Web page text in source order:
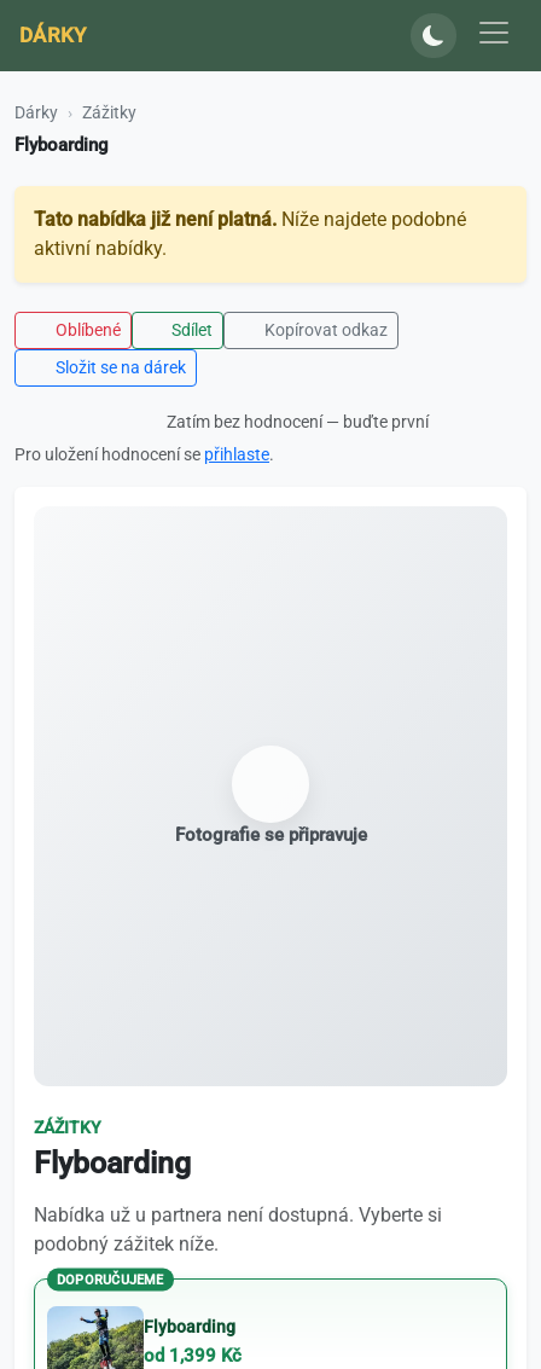
DÁRKY
Dárky Zážitky
Flyboarding
Tato nabídka již není platná. Níže najdete podobné
aktivní nabídky.
Oblíbené Sdílet
Kopírovat odkaz
Složit se na dárek
Zatím bez hodnocení — buďte první
Pro uložení hodnocení se přihlaste.
Fotografie se připravuje
ZÁŽITKY
Flyboarding
Nabídka už u partnera není dostupná. Vyberte si
podobný zážitek níže.
DOPORUČUJEME
Flyboarding
od 1,399 Kč